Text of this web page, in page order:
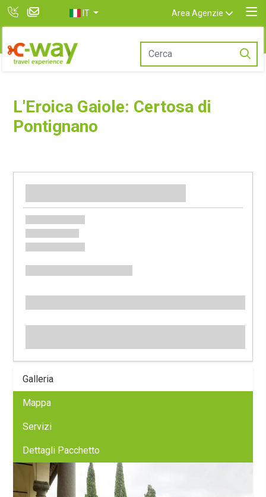
IT Area Agenzie
L'Eroica Gaiole: Certosa di
Pontignano
Galleria
Mappa
Servizi
Dettagli Pacchetto